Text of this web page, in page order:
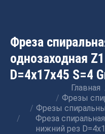
Фреза
однозаходная
D=4x17x45 S=4
Главная
Фрезы
Фрезы
Фреза
нижний рез